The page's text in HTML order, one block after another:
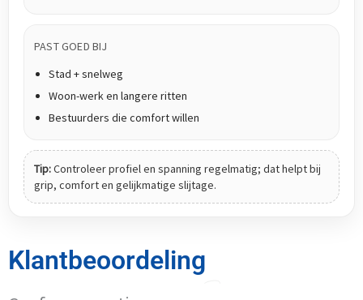
PAST GOED BIJ
Stad + snelweg
Woon-werk en langere ritten
Bestuurders die comfort willen
Tip:Controleer profiel en spanning regelmatig; dat helpt bij
grip, comfort en gelijkmatige slijtage.
Klantbeoordeling